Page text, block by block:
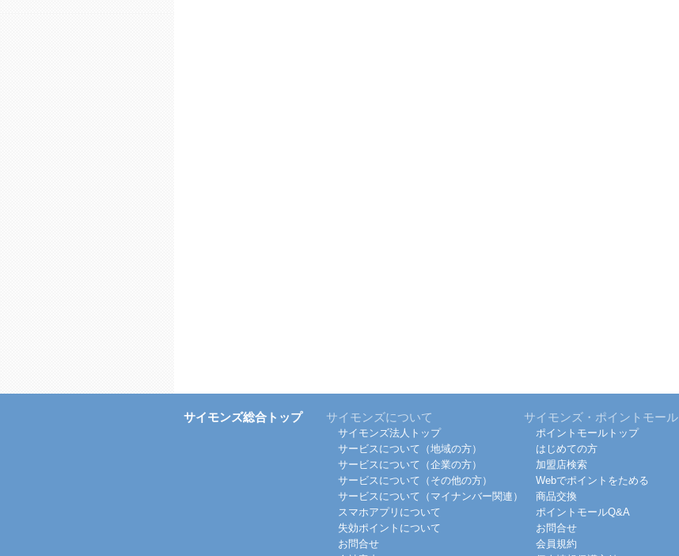
サイモンズ総合トップ サイモンズについて
サイモンズ法人トップ
サービスについて（地域の方）
サービスについて（企業の方）
サービスについて（その他の方）
サービスについて（マイナンバー関連）
スマホアプリについて
失効ポイントについて
お問合せ
サイモンズ・ポイントモール
ポイントモールトップ
はじめての方
加盟店検索
Webでポイントをためる
商品交換
ポイントモールQ&A
お問合せ
会員規約